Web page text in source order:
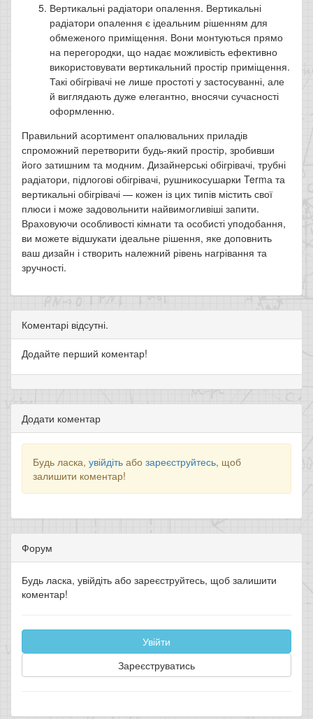
Вертикальні радіатори опалення. Вертикальні
радіатори опалення є ідеальним рішенням для
обмеженого приміщення. Вони монтуються прямо
на перегородки, що надає можливість ефективно
використовувати вертикальний простір приміщення.
Такі обігрівачі не лише простоті у застосуванні, але
й виглядають дуже елегантно, вносячи сучасності
оформленню.
Правильний асортимент опалювальних приладів
спроможний перетворити будь-який простір, зробивши
його затишним та модним. Дизайнерські обігрівачі, трубні
радіатори, підлогові обігрівачі, рушникосушарки Termа та
вертикальні обігрівачі — кожен із цих типів містить свої
плюси і може задовольнити найвимогливіші запити.
Враховуючи особливості кімнати та особисті уподобання,
ви можете відшукати ідеальне рішення, яке доповнить
ваш дизайн і створить належний рівень нагрівання та
зручності.
Коментарі відсутні.
Додайте перший коментар!
Додати коментар
Будь ласка, увійдіть або зареєструйтесь, щоб
залишити коментар!
Форум
Будь ласка, увійдіть або зареєструйтесь, щоб залишити
коментар!
Увійти
Зареєструватись